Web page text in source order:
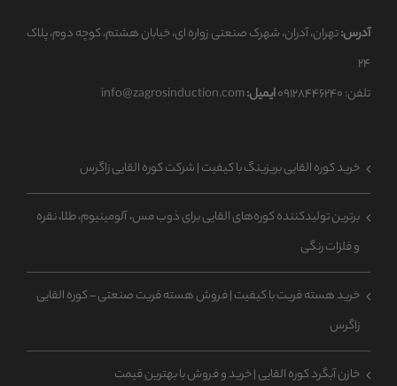
آدرس:تهران، آدران، شهرک صنعتی زواره ای، خیابان هشتم، کوچه دوم، پلاک
۲۴
تلفن: ۰۹۱۲۸۴۴۶۲۴۰
ایمیل:
خرید کوره القایی بریزینگ با کیفیت | شرکت کوره القایی زاگرس
برترین تولیدکننده کوره‌های القایی برای ذوب مس، آلومینیوم، طلا، نقره
و فلزات رنگی
خرید هسته فریت با کیفیت | فروش هسته فریت صنعتی – کوره القایی
زاگرس
خازن آبگرد کوره القایی | خرید و فروش با بهترین قیمت